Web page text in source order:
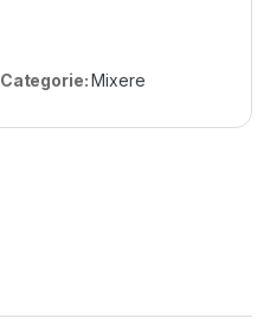
Categorie:Mixere